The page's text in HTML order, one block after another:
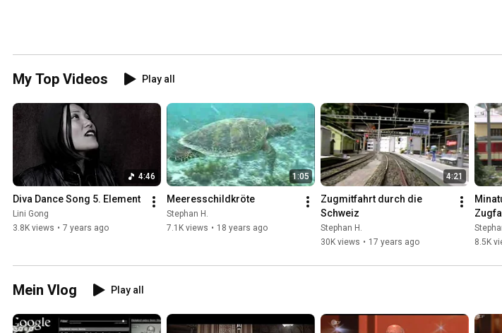
My Top Videos Play all
4:46
Diva Dance Song 5. Element
Lini Gong
3.8K views • 7 years ago
1:05
Meeresschildkröte
Stephan H.
7.1K views • 18 years ago
4:21
Zugmitfahrt durch die
Schweiz
Stephan H.
30K views • 17 years ago
mit
8.5K
Mein Vlog Play all